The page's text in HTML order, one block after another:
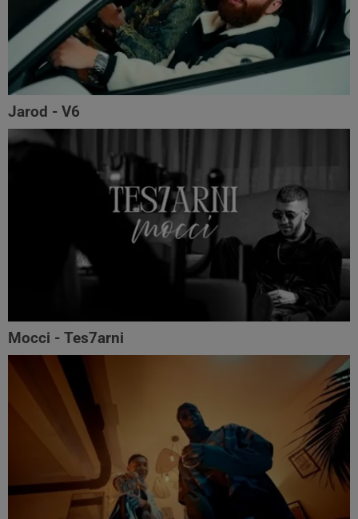
Jarod - V6
Mocci - Tes7arni